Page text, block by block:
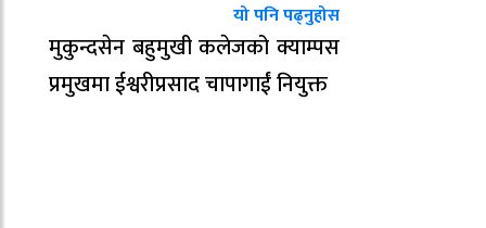
यो पनि पढ्नुहोस
मुकुन्दसेन बहुमुखी कलेजको क्याम्पस
प्रमुखमा ईश्वरीप्रसाद चापागाईं नियुक्त